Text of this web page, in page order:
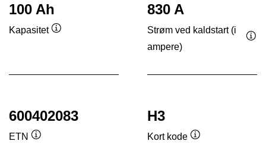
100 Ah
Kapasitet
830 A
Strøm ved kaldstart (i
ampere)
600402083
ETN
H3
Kort kode